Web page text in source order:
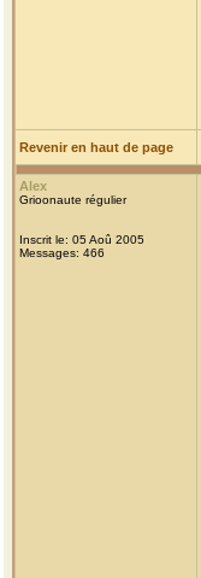
Revenir en haut de page
Alex
Grioonaute régulier
Inscrit le: 05 Aoû 2005
Messages: 466